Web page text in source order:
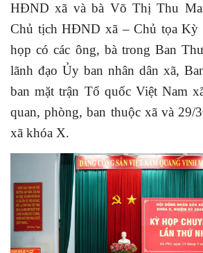
HĐND xã và bà Võ Thị Thu
Chủ tịch HĐND xã – Chủ tọa Kỳ
họp có các ông, bà trong Ban
lãnh đạo Ủy ban nhân dân xã,
ban mặt trận Tổ quốc Việt Nam
quan, phòng, ban thuộc xã và
xã khóa X.